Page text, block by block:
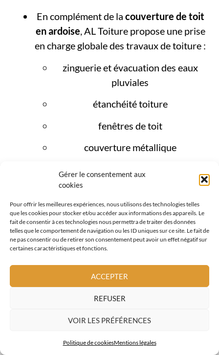
Gérer le consentement aux
cookies
Pour offrir les meilleures expériences, nous utilisons des technologies telles
que les cookies pour stocker et/ou accéder aux informations des appareils. Le
fait de consentir à ces technologies nous permettra de traiter des données
telles que le comportement de navigation ou les ID uniques sur ce site. Le fait de
ne pas consentir ou de retirer son consentement peut avoir un effet négatif sur
certaines caractéristiques et fonctions.
ACCEPTER
REFUSER
VOIR LES PRÉFÉRENCES
Politique de cookiesMentions légales
En complément de la couverture de toit
en ardoise, AL Toiture propose une prise
en charge globale des travaux de toiture :
zinguerie et évacuation des eaux
pluviales
étanchéité toiture
fenêtres de toit
couverture métallique
tuiles terre cuite
façades et bardages bois
Cette approche globale est
particulièrement adaptée à Contes, où la
toiture doit être pensée comme un
durablement aux contraintes de la vallée.